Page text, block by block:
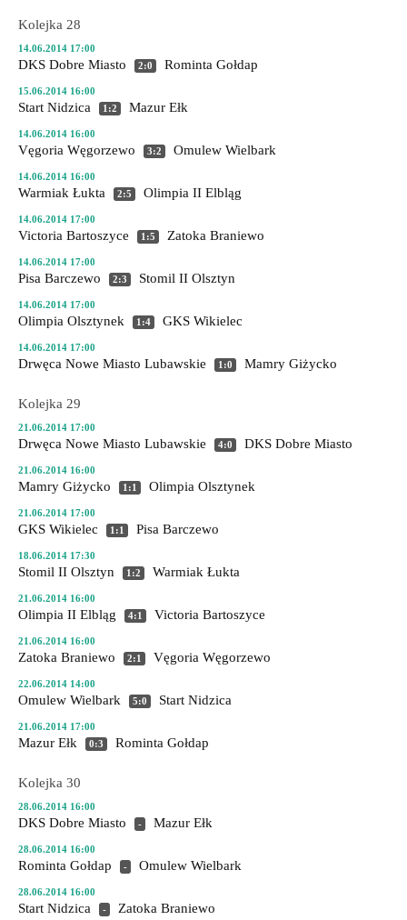
Kolejka 28
14.06.2014 17:00
DKS Dobre Miasto 2:0 Rominta Gołdap
15.06.2014 16:00
Start Nidzica 1:2 Mazur Ełk
14.06.2014 16:00
Vęgoria Węgorzewo 3:2 Omulew Wielbark
14.06.2014 16:00
Warmiak Łukta 2:5 Olimpia II Elbląg
14.06.2014 17:00
Victoria Bartoszyce 1:5 Zatoka Braniewo
14.06.2014 17:00
Pisa Barczewo 2:3 Stomil II Olsztyn
14.06.2014 17:00
Olimpia Olsztynek 1:4 GKS Wikielec
14.06.2014 17:00
Drwęca Nowe Miasto Lubawskie 1:0 Mamry Giżycko
Kolejka 29
21.06.2014 17:00
Drwęca Nowe Miasto Lubawskie 4:0 DKS Dobre Miasto
21.06.2014 16:00
Mamry Giżycko 1:1 Olimpia Olsztynek
21.06.2014 17:00
GKS Wikielec 1:1 Pisa Barczewo
18.06.2014 17:30
Stomil II Olsztyn 1:2 Warmiak Łukta
21.06.2014 16:00
Olimpia II Elbląg 4:1 Victoria Bartoszyce
21.06.2014 16:00
Zatoka Braniewo 2:1 Vęgoria Węgorzewo
22.06.2014 14:00
Omulew Wielbark 5:0 Start Nidzica
21.06.2014 17:00
Mazur Ełk 0:3 Rominta Gołdap
Kolejka 30
28.06.2014 16:00
DKS Dobre Miasto - Mazur Ełk
28.06.2014 16:00
Rominta Gołdap - Omulew Wielbark
28.06.2014 16:00
Start Nidzica - Zatoka Braniewo